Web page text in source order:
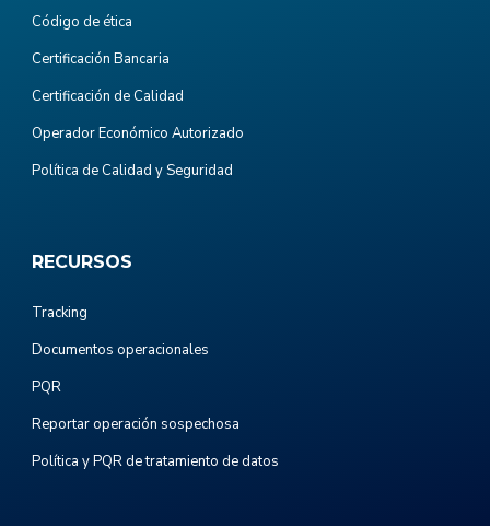
Código de ética
Certificación Bancaria
Certificación de Calidad
Operador Económico Autorizado
Política de Calidad y Seguridad
RECURSOS
Tracking
Documentos operacionales
PQR
Reportar operación sospechosa
Política y PQR de tratamiento de datos